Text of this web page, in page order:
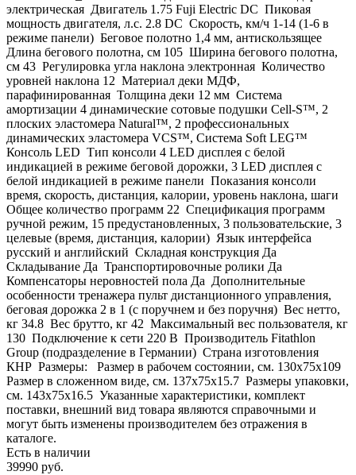
электрическая Двигатель 1.75 Fuji Electric DC Пиковая
мощность двигателя, л.с. 2.8 DC Скорость, км/ч 1-14 (1-6 в
режиме панели) Беговое полотно 1,4 мм, антискользящее
Длина бегового полотна, см 105 Ширина бегового полотна,
см 43 Регулировка угла наклона электронная Количество
уровней наклона 12 Материал деки МДФ,
парафинированная Толщина деки 12 мм Система
амортизации 4 динамические сотовые подушки Cell-S™, 2
плоских эластомера Natural™, 2 профессиональных
динамических эластомера VCS™, Система Soft LEG™
Консоль LED Тип консоли 4 LED дисплея с белой
индикацией в режиме беговой дорожки, 3 LED дисплея с
белой индикацией в режиме панели Показания консоли
время, скорость, дистанция, калории, уровень наклона, шаги
Общее количество программ 22 Спецификация программ
ручной режим, 15 предустановленных, 3 пользовательские, 3
целевые (время, дистанция, калории) Язык интерфейса
русский и английский Складная конструкция Да
Складывание Да Транспортировочные ролики Да
Компенсаторы неровностей пола Да Дополнительные
особенности тренажера пульт дистанционного управления,
беговая дорожка 2 в 1 (с поручнем и без поручня) Вес нетто,
кг 34.8 Вес брутто, кг 42 Максимальный вес пользователя, кг
130 Подключение к сети 220 В Производитель Fitathlon
Group (подразделение в Германии) Страна изготовления
КНР Размеры: Размер в рабочем состоянии, см. 130х75x109
Размер в сложенном виде, см. 137х75x15.7 Размеры упаковки,
см. 143х75x16.5 Указанные характеристики, комплект
поставки, внешний вид товара являются справочными и
могут быть изменены производителем без отражения в
каталоге.
Есть в наличии
39990 руб.